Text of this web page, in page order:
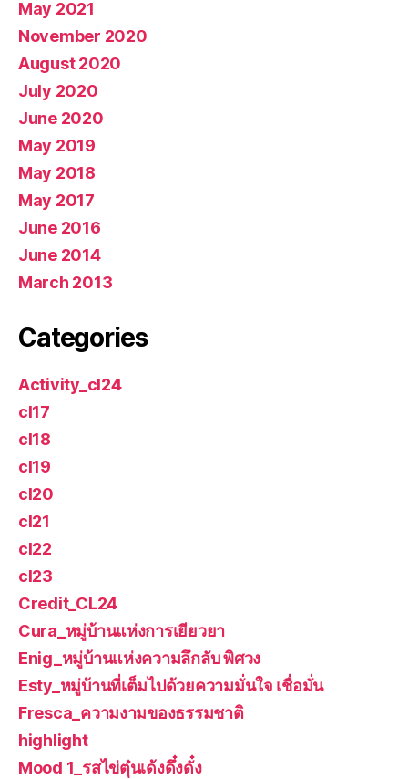
May 2021
November 2020
August 2020
July 2020
June 2020
May 2019
May 2018
May 2017
June 2016
June 2014
March 2013
Categories
Activity_cl24
cl17
cl18
cl19
cl20
cl21
cl22
cl23
Credit_CL24
Cura_หมู่บ้านแห่งการเยียวยา
Enig_หมู่บ้านแห่งความลึกลับ พิศวง
Esty_หมู่บ้านที่เต็มไปด้วยความมั่นใจ เชื่อมั่น
Fresca_ความงามของธรรมชาติ
highlight
Mood 1_รสไข่ตุ๋นเด้งดึ๋งดั๋ง